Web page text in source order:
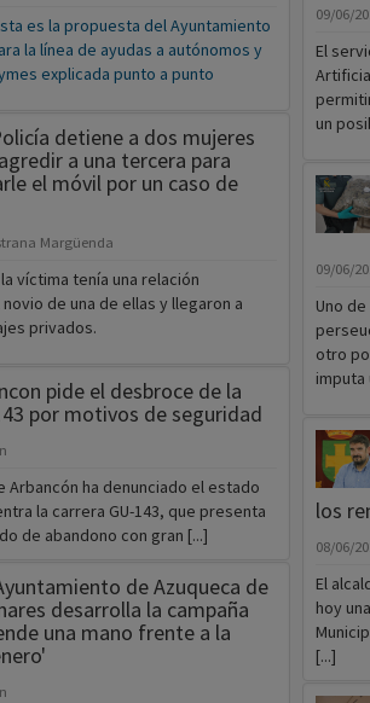
es la propuesta del Ayuntamiento
la línea de ayudas a autónomos y
explicada punto a punto
detiene a dos mujeres
a una tercera para
el móvil por un caso de
Margüenda
víctima tenía una relación
de una de ellas y llegaron a
privados.
pide el desbroce de la
por motivos de seguridad
Arbancón ha denunciado el estado
la carrera GU-143, que presenta
de abandono con gran [...]
de Azuqueca de
desarrolla la campaña
una mano frente a la
09/06/
El
un
09/06/
Uno
otro
los
08/06/
El
hoy
[...]